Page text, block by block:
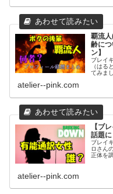
覇流
齢に
ン】
ブレイ
（はる
てみま
atelier--pink.com
【ブ
話題
ブレイ
ロさん
正体を
atelier--pink.com